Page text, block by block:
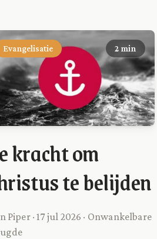
Evangelisatie 2 min
kracht om
te belijden
Piper · 17 jul 2026 · Onwankelbare